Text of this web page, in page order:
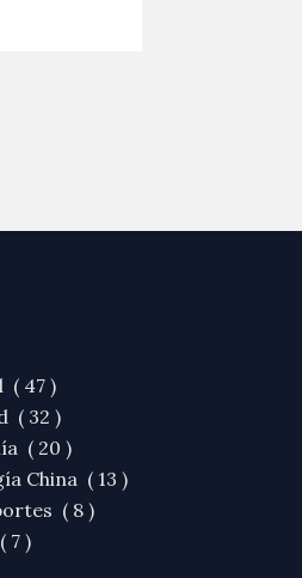
( 47 )
( 32 )
( 20 )
China ( 13 )
( 8 )
7 )